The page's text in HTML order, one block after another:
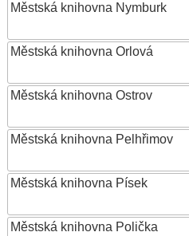
Městská knihovna Nymburk
Městská knihovna Orlová
Městská knihovna Ostrov
Městská knihovna Pelhřimov
Městská knihovna Písek
Městská knihovna Polička